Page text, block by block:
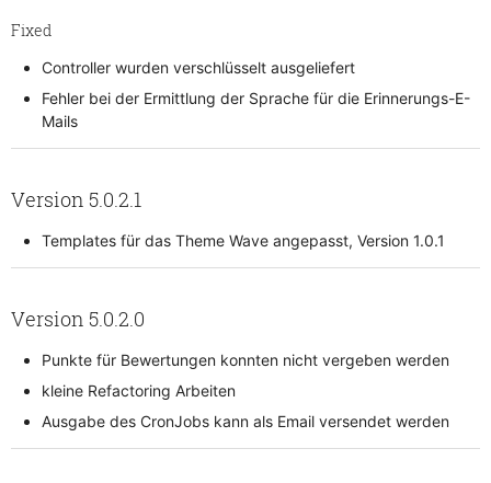
Fixed
Controller wurden verschlüsselt ausgeliefert
Fehler bei der Ermittlung der Sprache für die Erinnerungs-E-
Mails
Version 5.0.2.1
Templates für das Theme Wave angepasst, Version 1.0.1
Version 5.0.2.0
Punkte für Bewertungen konnten nicht vergeben werden
kleine Refactoring Arbeiten
Ausgabe des CronJobs kann als Email versendet werden